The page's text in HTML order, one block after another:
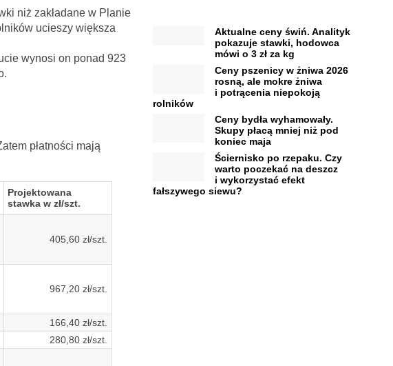
niż zakładane w Planie
ucieszy większa
wynosi on ponad 923
płatności mają
Projektowana
stawka w zł/szt.
405,60 zł/szt.
967,20 zł/szt.
166,40 zł/szt.
280,80 zł/szt.
Aktualne ceny świń. Analityk
pokazuje stawki, hodowca
mówi o 3 zł za kg
Ceny pszenicy w żniwa 2026
rosną, ale mokre żniwa
i potrącenia niepokoją
rolników
Ceny bydła wyhamowały.
Skupy płacą mniej niż pod
koniec maja
Ściernisko po rzepaku. Czy
warto poczekać na deszcz
i wykorzystać efekt
fałszywego siewu?